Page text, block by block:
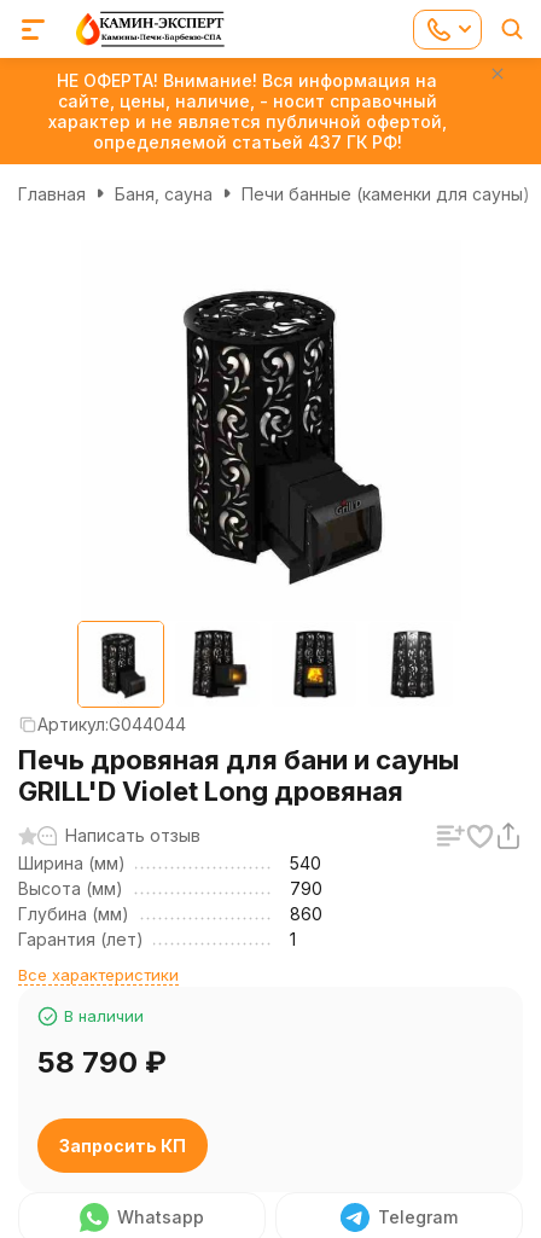
НЕ ОФЕРТА! Внимание! Вся информация на
сайте, цены, наличие, - носит справочный
характер и не является публичной офертой,
определяемой статьей 437 ГК РФ!
Главная Баня, сауна Печи банные (каменки для сауны)
Артикул:G044044
Печь дровяная для бани и сауны
GRILL'D Violet Long дровяная
Написать отзыв
Ширина (мм)
540
Высота (мм)
790
Глубина (мм)
860
Гарантия (лет)
1
Все характеристики
В наличии
58 790 ₽
Запросить КП
Whatsapp Telegram